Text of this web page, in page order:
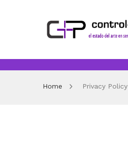
Home Privacy Policy